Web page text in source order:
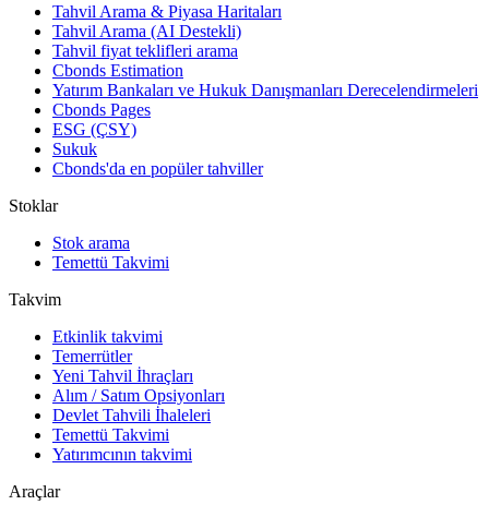
Tahvil Arama & Piyasa Haritaları
Tahvil Arama (AI Destekli)
Tahvil fiyat teklifleri arama
Cbonds Estimation
Yatırım Bankaları ve Hukuk Danışmanları Derecelendirmeleri
Cbonds Pages
ESG (ÇSY)
Sukuk
Cbonds'da en popüler tahviller
Stoklar
Stok arama
Temettü Takvimi
Takvim
Etkinlik takvimi
Temerrütler
Yeni Tahvil İhraçları
Alım / Satım Opsiyonları
Devlet Tahvili İhaleleri
Temettü Takvimi
Yatırımcının takvimi
Araçlar